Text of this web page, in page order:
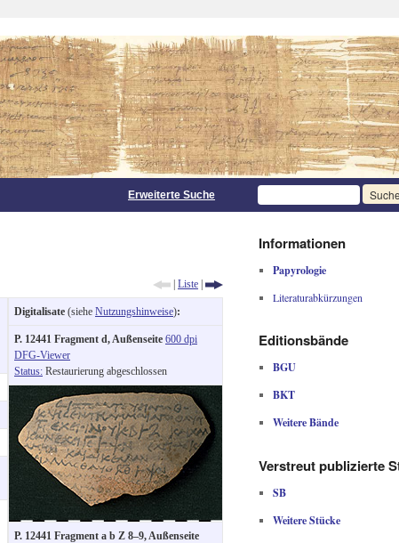
Erweiterte Suche
| Liste |
Digitalisate (siehe Nutzungshinweise):
P. 12441 Fragment d, Außenseite 600 dpi
DFG-Viewer
Status: Restaurierung abgeschlossen
P. 12441 Fragment a b Z 8–9, Außenseite
Informationen
Papyrologie
Literaturabkürzungen
Editionsbände
BGU
BKT
Weitere Bände
Verstreut publizierte
SB
Weitere Stücke